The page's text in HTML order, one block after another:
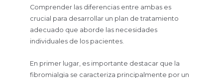
Comprender las diferencias entre ambas es
crucial para desarrollar un plan de tratamiento
adecuado que aborde las necesidades
individuales de los pacientes.
En primer lugar, es importante destacar que la
fibromialgia se caracteriza principalmente por un